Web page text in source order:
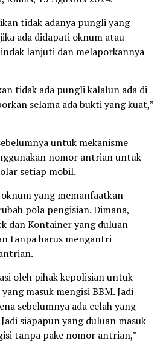
tidak adanya pungli yang
ada didapati oknum atau
lanjuti dan melaporkannya
tidak ada pungli kalalun ada di
selama ada bukti yang kuat,”
untuk mekanisme
nomor antrian untuk
setiap mobil.
yang memanfaatkan
pola pengisian. Dimana,
dan Kontainer yang duluan
tanpa harus mengantri
oleh pihak kepolisian untuk
masuk mengisi BBM. Jadi
sebelumnya ada celah yang
siapapun yang duluan masuk
tanpa pake nomor antrian,”